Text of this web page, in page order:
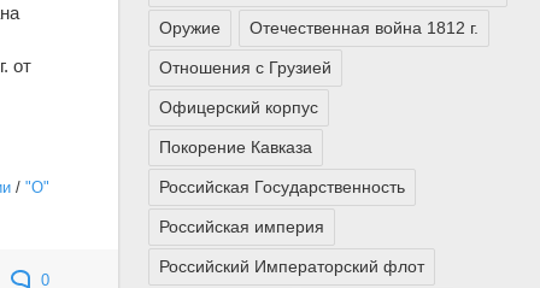
от
/ "О"
0
Оружие Отечественная война 1812 г.
Отношения с Грузией
Офицерский корпус
Покорение Кавказа
Российская Государственность
Российская империя
Российский Императорский флот